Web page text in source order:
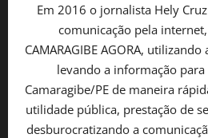
Em 2016 o jornalista Hely
comunicação pela
CAMARAGIBE AGORA,
levando a informação
Camaragibe/PE de maneira
utilidade pública, prestação de
desburocratizando a